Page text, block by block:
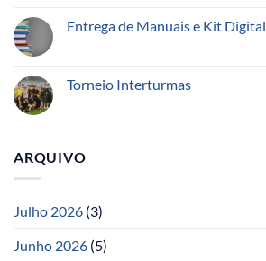
Entrega de Manuais e Kit Digital
Torneio Interturmas
ARQUIVO
Julho 2026 (3)
Junho 2026 (5)